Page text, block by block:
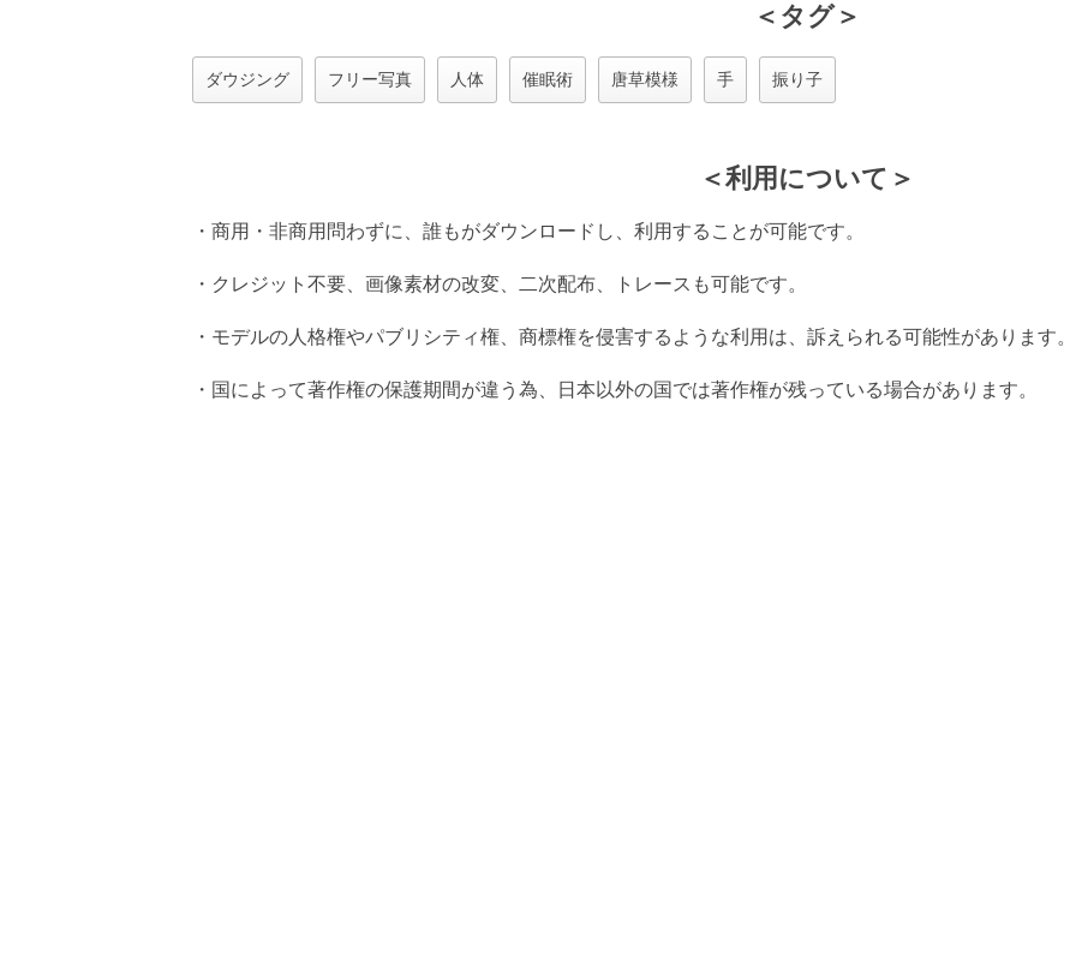
＜タグ＞
ダウジング フリー写真 人体 催眠術 唐草模様 手 振り子
＜利用について＞
・商用・非商用問わずに、誰もがダウンロードし、利用することが可能です。
・クレジット不要、画像素材の改変、二次配布、トレースも可能です。
・モデルの人格権やパブリシティ権、商標権を侵害するような利用は、訴えられる可能性があります。
・国によって著作権の保護期間が違う為、日本以外の国では著作権が残っている場合があります。